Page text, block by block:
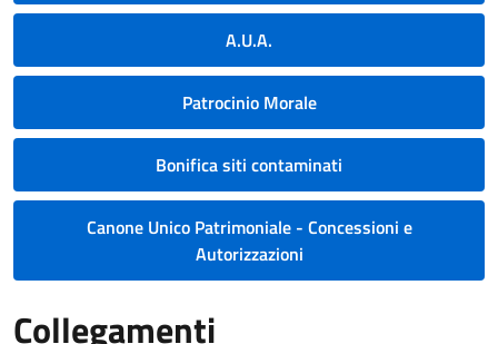
A.U.A.
Patrocinio Morale
Bonifica siti contaminati
Canone Unico Patrimoniale - Concessioni e
Autorizzazioni
Collegamenti